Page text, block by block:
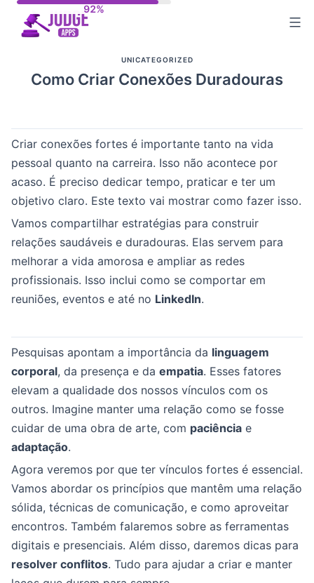
UNICATEGORIZED
Como Criar Conexões Duradouras
Criar conexões fortes é importante tanto na vida
pessoal quanto na carreira. Isso não acontece por
acaso. É preciso dedicar tempo, praticar e ter um
objetivo claro. Este texto vai mostrar como fazer isso.
Vamos compartilhar estratégias para construir
relações saudáveis e duradouras. Elas servem para
melhorar a vida amorosa e ampliar as redes
profissionais. Isso inclui como se comportar em
reuniões, eventos e até no LinkedIn.
Pesquisas apontam a importância da linguagem
corporal, da presença e da empatia. Esses fatores
elevam a qualidade dos nossos vínculos com os
outros. Imagine manter uma relação como se fosse
cuidar de uma obra de arte, com paciência e
adaptação.
Agora veremos por que ter vínculos fortes é essencial.
Vamos abordar os princípios que mantêm uma relação
sólida, técnicas de comunicação, e como aproveitar
encontros. Também falaremos sobre as ferramentas
digitais e presenciais. Além disso, daremos dicas para
resolver conflitos. Tudo para ajudar a criar e manter